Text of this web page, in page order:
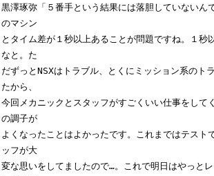
黒澤琢弥「５番手という結果には落胆していないん
のマシン
とタイム差が１秒以上あることが問題ですね。１秒
なと。た
だずっとNSXはトラブル、とくにミッション系のト
たから、
今回メカニックとスタッフがすごくいい仕事をして
の調子が
よくなったことはよかったです。これまではテスト
ッフが大
変な思いをしてましたので…。これで明日はやっとレ